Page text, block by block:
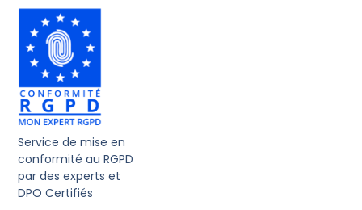
Service de mise en
conformité au RGPD
par des experts et
DPO Certifiés